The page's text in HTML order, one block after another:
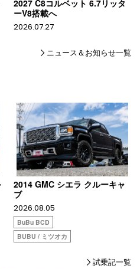
2027 C8コルベット 6.7リッタ
ーV8搭載へ
2026.07.27
ニュース＆お知らせ一覧
2014 GMC シエラ クルーキャ
ブ
2026.08.05
BuBu BCD
BUBU / ミツオカ
試乗記一覧